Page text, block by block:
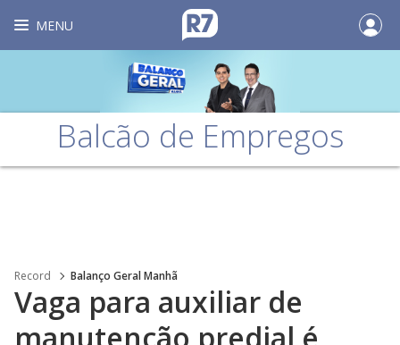
MENU
Balcão de Empregos
Record Balanço Geral Manhã
Vaga para auxiliar de